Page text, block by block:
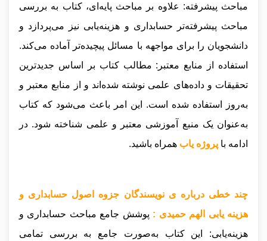
مباحث پیشرفته: علاوه بر مباحث پایه‌ای، کتاب به بررسی
مباحث پیشرفته‌تر حسابداری و هزینه‌یابی نیز می‌پردازد و
دانشجویان را برای مواجهه با مسائل پیچیده‌تر آماده می‌کند.
استفاده از منابع معتبر: مطالب کتاب بر اساس جدیدترین
تحقیقات و داده‌های علمی نوشته شده‌اند و از منابع معتبر و
به‌روز استفاده شده است. این امر باعث می‌شود که کتاب
به‌عنوان یک منبع آموزشی معتبر و علمی شناخته شود. در
ادامه با پروژه یاب همراه باشید.
چند خطی درباره ی نویسندگان جزوه اصول حسابداری و
هزینه یابی الهم حمیدی : پوشش جامع مباحث حسابداری و
هزینه‌یابی: این کتاب به‌صورت جامع به بررسی تمامی